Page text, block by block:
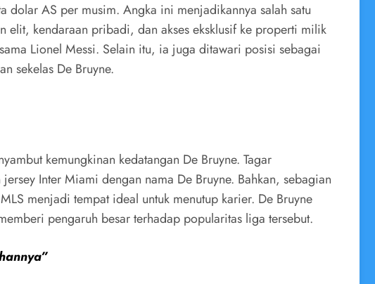
dolar AS per musim. Angka ini menjadikannya salah satu
elit, kendaraan pribadi, dan akses eksklusif ke properti milik
Lionel Messi. Selain itu, ia juga ditawari posisi sebagai
sekelas De Bruyne.
kemungkinan kedatangan De Bruyne. Tagar
Inter Miami dengan nama De Bruyne. Bahkan, sebagian
menjadi tempat ideal untuk menutup karier. De Bruyne
pengaruh besar terhadap popularitas liga tersebut.